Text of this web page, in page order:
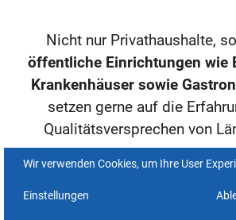
Nicht nur Privathaushalte,
öffentliche Einrichtungen wie
Krankenhäuser sowie
setzen gerne auf die
Qualitätsversprechen von
In all diesen
hochwertige, langlebige
Wir verwenden Cookies, um Ihre User
Einstellungen